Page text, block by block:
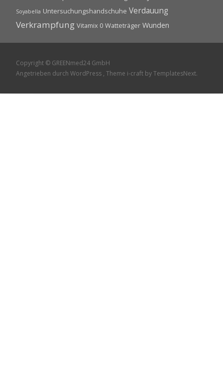
Soyabella Untersuchungshandschuhe Verdauung
Verkrampfung Vitamix 0 Watteträger Wunden
Copyright © GREENmed24 GmbH
Angetrieben durch WordPress , Theme i-craft by TemplatesNext.